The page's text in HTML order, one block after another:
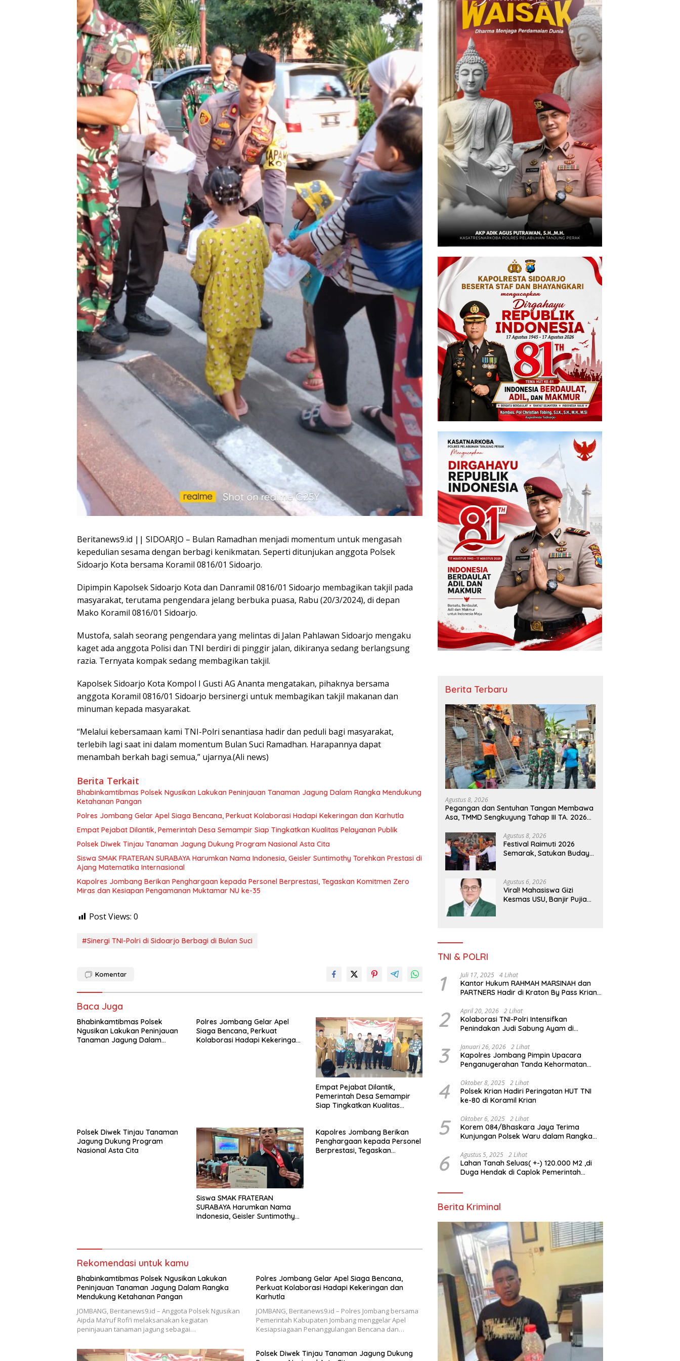
Beritanews9.id || SIDOARJO – Bulan Ramadhan menjadi momentum untuk mengasah
kepedulian sesama dengan berbagi kenikmatan. Seperti ditunjukan anggota Polsek
Sidoarjo Kota bersama Koramil 0816/01 Sidoarjo.
Dipimpin Kapolsek Sidoarjo Kota dan Danramil 0816/01 Sidoarjo membagikan takjil pada
masyarakat, terutama pengendara jelang berbuka puasa, Rabu (20/3/2024), di depan
Mako Koramil 0816/01 Sidoarjo.
Mustofa, salah seorang pengendara yang melintas di Jalan Pahlawan Sidoarjo mengaku
kaget ada anggota Polisi dan TNI berdiri di pinggir jalan, dikiranya sedang berlangsung
razia. Ternyata kompak sedang membagikan takjil.
Kapolsek Sidoarjo Kota Kompol I Gusti AG Ananta mengatakan, pihaknya bersama
anggota Koramil 0816/01 Sidoarjo bersinergi untuk membagikan takjil makanan dan
minuman kepada masyarakat.
“Melalui kebersamaan kami TNI-Polri senantiasa hadir dan peduli bagi masyarakat,
terlebih lagi saat ini dalam momentum Bulan Suci Ramadhan. Harapannya dapat
menambah berkah bagi semua,” ujarnya.(Ali news)
Berita Terkait
Bhabinkamtibmas Polsek Ngusikan Lakukan Peninjauan Tanaman Jagung Dalam Rangka Mendukung
Ketahanan Pangan
Polres Jombang Gelar Apel Siaga Bencana, Perkuat Kolaborasi Hadapi Kekeringan dan Karhutla
Empat Pejabat Dilantik, Pemerintah Desa Semampir Siap Tingkatkan Kualitas Pelayanan Publik
Polsek Diwek Tinjau Tanaman Jagung Dukung Program Nasional Asta Cita
Siswa SMAK FRATERAN SURABAYA Harumkan Nama Indonesia, Geisler Suntimothy Torehkan Prestasi di
Ajang Matematika Internasional
Kapolres Jombang Berikan Penghargaan kepada Personel Berprestasi, Tegaskan Komitmen Zero
Miras dan Kesiapan Pengamanan Muktamar NU ke-35
Post Views: 0
#Sinergi TNI-Polri di Sidoarjo Berbagi di Bulan Suci
Komentar
Baca Juga
Bhabinkamtibmas Polsek
Ngusikan Lakukan Peninjauan
Tanaman Jagung Dalam
Polres Jombang Gelar Apel
Siaga Bencana, Perkuat
Kolaborasi Hadapi Kekeringan
Empat Pejabat Dilantik,
Pemerintah Desa Semampir
Siap Tingkatkan Kualitas
Polsek Diwek Tinjau Tanaman
Jagung Dukung Program
Nasional Asta Cita
Siswa SMAK FRATERAN
SURABAYA Harumkan Nama
Indonesia, Geisler Suntimothy
Kapolres Jombang Berikan
Penghargaan kepada Personel
Berprestasi, Tegaskan
Rekomendasi untuk kamu
Bhabinkamtibmas Polsek Ngusikan Lakukan
Peninjauan Tanaman Jagung Dalam Rangka
Mendukung Ketahanan Pangan
JOMBANG, Beritanews9.id – Anggota Polsek Ngusikan
Aipda Ma’ruf Rofi’i melaksanakan kegiatan
peninjauan tanaman jagung sebagai…
Polres Jombang Gelar Apel Siaga Bencana,
Perkuat Kolaborasi Hadapi Kekeringan dan
Karhutla
JOMBANG, Beritanews9.id – Polres Jombang bersama
Pemerintah Kabupaten Jombang menggelar Apel
Kesiapsiagaan Penanggulangan Bencana dan…
Polsek Diwek Tinjau Tanaman Jagung Dukung
Berita Terbaru
Agustus 8, 2026
Pegangan dan Sentuhan Tangan Membawa
Asa, TMMD Sengkuyung Tahap III TA. 2026
Agustus 8, 2026
Festival Raimuti 2026
Semarak, Satukan Budaya
Agustus 6, 2026
Viral! Mahasiswa Gizi
Kesmas USU, Banjir Pujian
TNI & POLRI
1 Juli 17, 2025 4 Lihat
Kantor Hukum RAHMAH MARSINAH dan
PARTNERS Hadir di Kraton By Pass Krian
2 April 20, 2026 2 Lihat
Kolaborasi TNI-Polri Intensifkan
Penindakan Judi Sabung Ayam di
3 Januari 26, 2026 2 Lihat
Kapolres Jombang Pimpin Upacara
Penganugerahan Tanda Kehormatan
Polri
4 Oktober 8, 2025 2 Lihat
Polsek Krian Hadiri Peringatan HUT TNI
ke-80 di Koramil Krian
5 Oktober 6, 2025 2 Lihat
Korem 084/Bhaskara Jaya Terima
Kunjungan Polsek Waru dalam Rangka
6 Agustus 5, 2025 2 Lihat
Lahan Tanah Seluas( +-) 120.000 M2 ,di
Duga Hendak di Caplok Pemerintah
Berita Kriminal